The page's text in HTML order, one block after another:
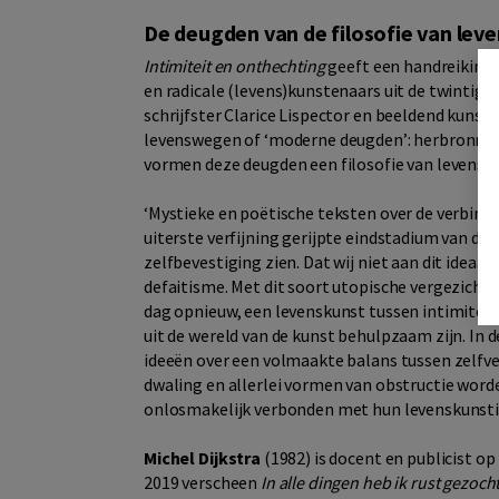
De deugden van de filosofie van
Intimiteit en onthechtinggeeft een handreiking
en radicale (levens)kunstenaars uit de
schrijfster Clarice Lispector en beeldend
levenswegen of ‘moderne deugden’:
vormen deze deugden een filosofie van
‘Mystieke en poëtische teksten over de
uiterste verfijning gerijpte eindstadium van de
zelfbevestiging zien. Dat wij niet aan dit
defaitisme. Met dit soort utopische
dag opnieuw, een levenskunst tussen
uit de wereld van de kunst behulpzaam zijn. In
ideeën over een volmaakte balans tussen
dwaling en allerlei vormen van obstructie
onlosmakelijk verbonden met hun
Michel Dijkstra (1982) is docent en publicist
2019 verscheen In alle dingen heb ik rust